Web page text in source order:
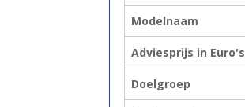
Modelnaam
Adviesprijs in Euro's
Doelgroep